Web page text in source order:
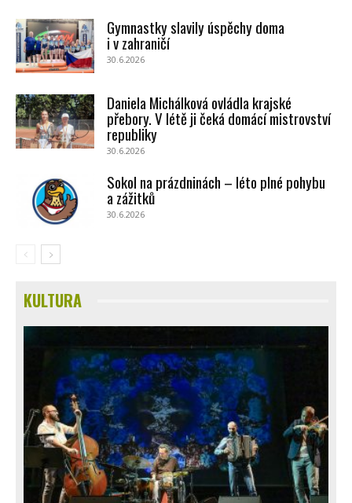
Gymnastky slavily úspěchy doma
i v zahraničí
30.6.2026
Daniela Michálková ovládla krajské
přebory. V létě ji čeká domácí mistrovství
republiky
30.6.2026
Sokol na prázdninách – léto plné pohybu
a zážitků
30.6.2026
KULTURA